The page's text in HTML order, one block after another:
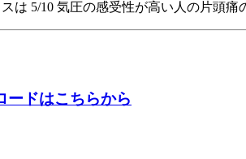
は 5/10 気圧の感受性が高い人の片頭痛
ードはこちらから